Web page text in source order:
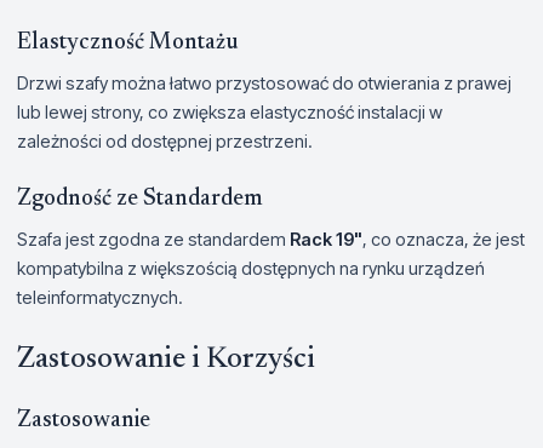
Elastyczność Montażu
Drzwi szafy można łatwo przystosować do otwierania z prawej
lub lewej strony, co zwiększa elastyczność instalacji w
zależności od dostępnej przestrzeni.
Zgodność ze Standardem
Szafa jest zgodna ze standardem Rack 19", co oznacza, że jest
kompatybilna z większością dostępnych na rynku urządzeń
teleinformatycznych.
Zastosowanie i Korzyści
Zastosowanie